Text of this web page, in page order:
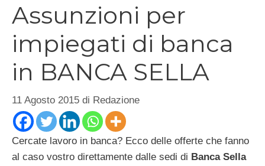
Assunzioni per
impiegati di banca
in BANCA SELLA
11 Agosto 2015 di Redazione
Cercate lavoro in banca? Ecco delle offerte che fanno
al caso vostro direttamente dalle sedi di Banca Sella